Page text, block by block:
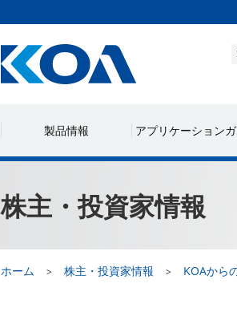
製品情報 アプリケーション
株主・投資家情報
ホーム 株主・投資家情報 KOAから